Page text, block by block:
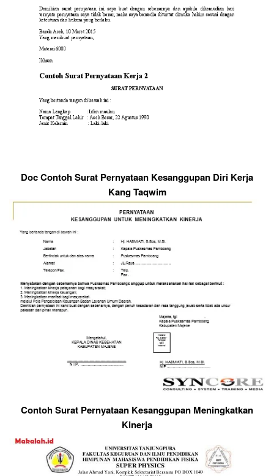
Doc Contoh Surat Pernyataan Kesanggupan Diri Kerja
Kang Taqwim
Contoh Surat Pernyataan Kesanggupan Meningkatkan
Kinerja